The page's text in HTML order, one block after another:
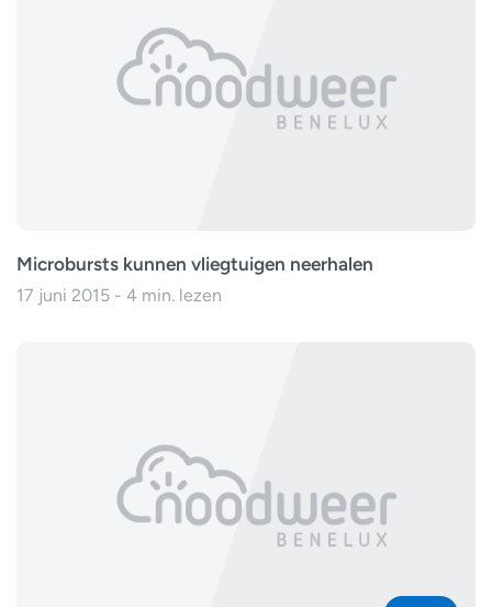
Microbursts kunnen vliegtuigen neerhalen
17 juni 2015 - 4 min. lezen